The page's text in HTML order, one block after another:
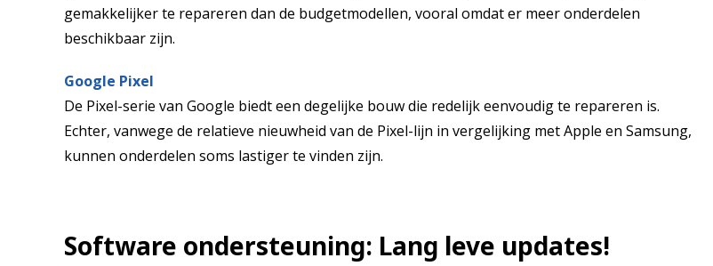
gemakkelijker te repareren dan de budgetmodellen, vooral omdat er meer onderdelen
beschikbaar zijn.
Google Pixel
De Pixel-serie van Google biedt een degelijke bouw die redelijk eenvoudig te repareren is.
Echter, vanwege de relatieve nieuwheid van de Pixel-lijn in vergelijking met Apple en Samsung,
kunnen onderdelen soms lastiger te vinden zijn.
Software ondersteuning: Lang leve updates!